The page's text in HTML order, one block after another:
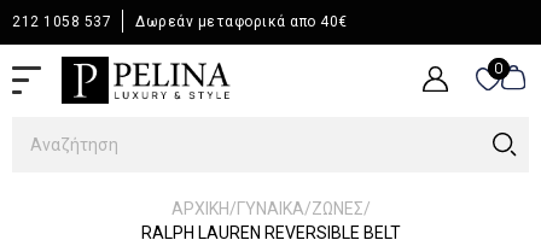
212 1058 537 Δωρεάν μεταφορικά απο 40€
0
0
ΑΡΧΙΚΉ/ΓΥΝΑΙΚΑ/ΖΩΝΕΣ/
RALPH LAUREN REVERSIBLE BELT